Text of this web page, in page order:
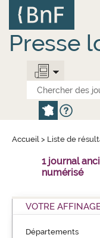
contenu
principal
Presse
Accueil > Liste de
1 journal
numérisé
VOTRE
Départements
Panneau de gestion des